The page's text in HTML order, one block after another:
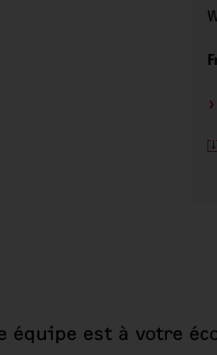
équipe est à votre